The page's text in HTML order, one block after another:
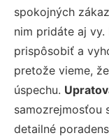
spokojných
nim pridáte aj vy.
prispôsobiť a
pretože vieme,
úspechu.
samozrejmosťou
detailné